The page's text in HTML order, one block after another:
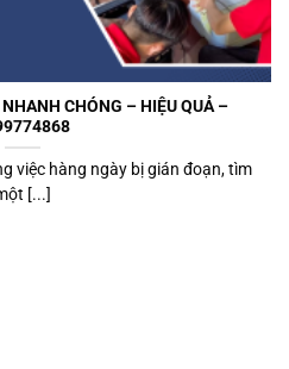
CHÓNG – HIỆU QUẢ –
việc hàng ngày bị gián đoạn, tìm
[...]